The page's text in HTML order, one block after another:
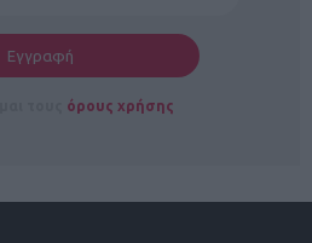
όρους χρήσης